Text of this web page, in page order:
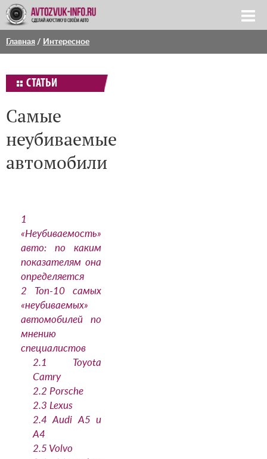
Главная / Интересное
СТАТЬИ
Самые
неубиваемые
автомобили
1
«Неубиваемость»
авто: по каким
показателям она
определяется
2 Топ-10 самых
«неубиваемых»
автомобилей по
мнению
специалистов
2.1
Toyota
Camry
2.2 Porsche
2.3 Lexus
2.4 Audi A5 и
A4
2.5 Volvo